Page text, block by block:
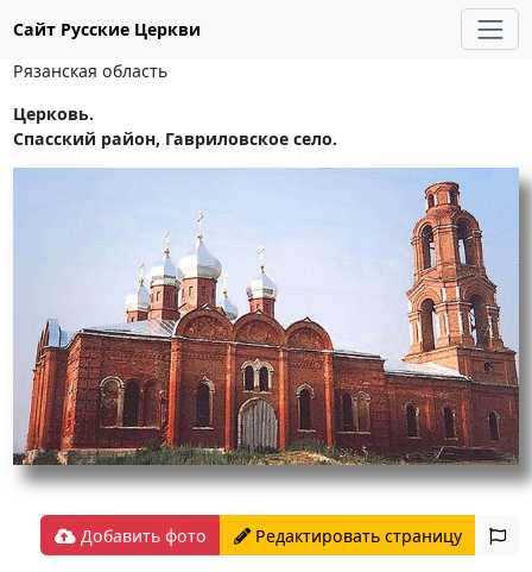
Сайт Русские Церкви
Рязанская область
Церковь.
Спасский район, Гавриловское село.
Добавить фото Редактировать страницу